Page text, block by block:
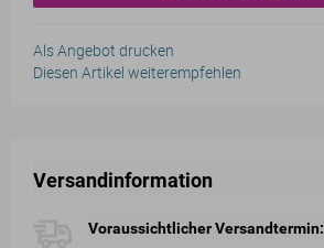
Als Angebot drucken
Diesen Artikel weiterempfehlen
Versandinformation
Voraussichtlicher Versandtermin: